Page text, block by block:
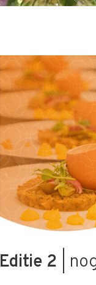
Editie 2 |